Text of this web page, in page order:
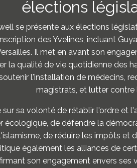
élections
se présente aux élections
des Yvelines, incluant
Il met en avant son
la qualité de vie quotidienne des
l'installation de médecins,
magistrats, et lutter contre
sur sa volonté de rétablir l'ordre et
écologique, de défendre la
de réduire les impôts et
également les alliances de
son engagement envers ses